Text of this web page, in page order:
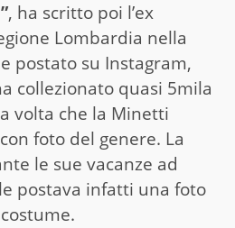
, ha scritto poi l’ex
Lombardia nella
postato su Instagram,
collezionato quasi 5mila
volta che la Minetti
foto del genere. La
le sue vacanze ad
postava infatti una foto